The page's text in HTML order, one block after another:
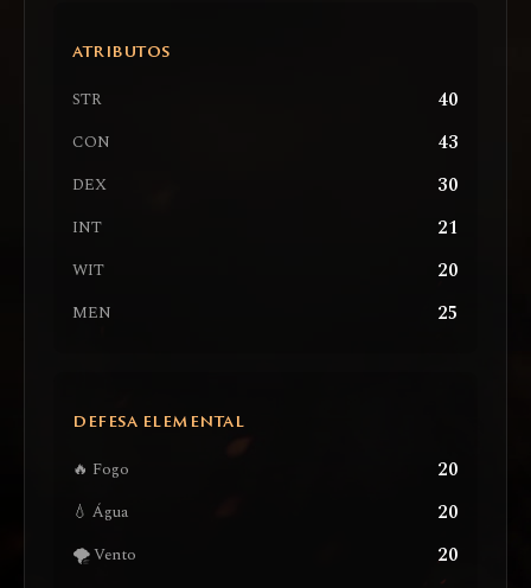
ATRIBUTOS
STR 40
CON 43
DEX 30
INT 21
WIT 20
MEN 25
DEFESA ELEMENTAL
🔥 Fogo 20
💧 Água 20
🌪️ Vento 20